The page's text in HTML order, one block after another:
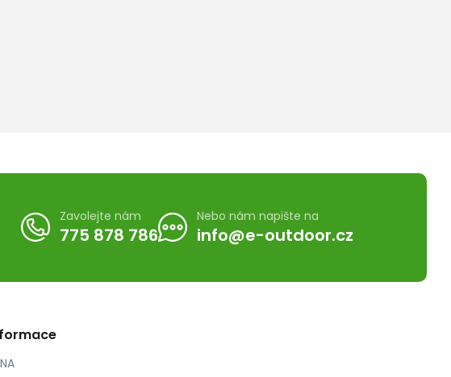
Zavolejte nám
775 878 786
Nebo nám napište na
info@e-outdoor.cz